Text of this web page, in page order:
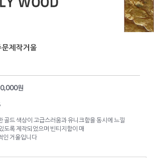
문제작거울
원
골드 색상이 고급스러움과 유니크함을 동시에 느낄
도록 제작되었으며 빈티지함이 매
인 거울입니다